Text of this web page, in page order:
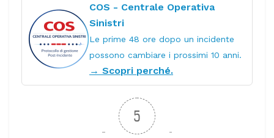
COS - Centrale Operativa
Sinistri
Le prime 48 ore dopo un incidente
possono cambiare i prossimi 10 anni.
→ Scopri perché.
5